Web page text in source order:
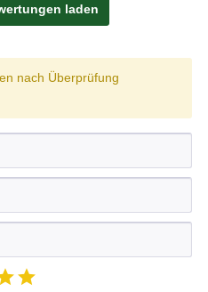
laden
nach Überprüfung